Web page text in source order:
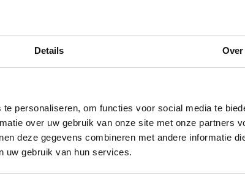
Details Over
personaliseren, om functies voor social media te
over uw gebruik van onze site met onze partners
deze gegevens combineren met andere informatie
uw gebruik van hun services.
terug
Soepel
dat zegt meer dan
ToppersofLatex